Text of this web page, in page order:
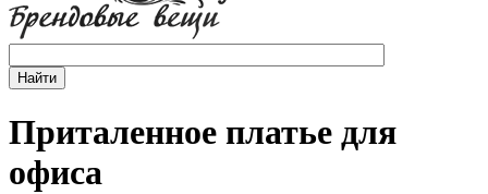
Приталенное платье для
офиса